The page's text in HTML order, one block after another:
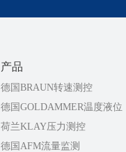
产品
德国BRAUN转速测控
德国GOLDAMMER温度液位
荷兰KLAY压力测控
德国AFM流量监测